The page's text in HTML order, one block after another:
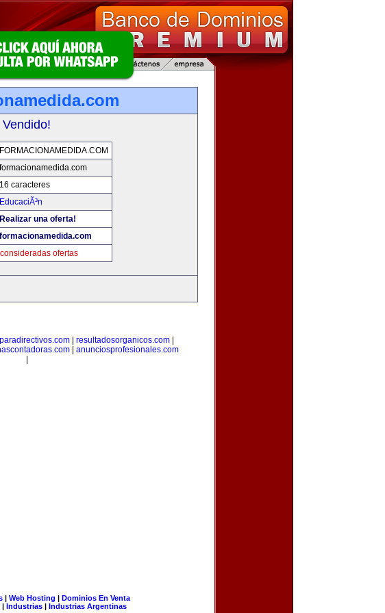
Vendido!
FORMACIONAMEDIDA.COM
formacionamedida.com
16 caracteres
EducaciÃ³n
Realizar una oferta!
formacionamedida.com
ofertas
| resultadosorganicos.com|
| anunciosprofesionales.com
| Web Hosting | Dominios En Venta
| Industrias | Industrias Argentinas